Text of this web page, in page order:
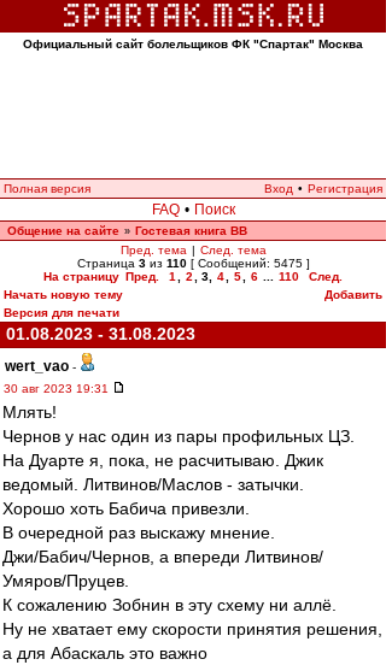
Официальный сайт болельщиков ФК "Спартак" Москва
Полная версия Вход • Регистрация
FAQ • Поиск
Общение на сайте » Гостевая книга ВВ
Пред. тема | След. тема
Страница 3из 110[ Сообщений: 5475 ]
На страницу Пред. 1 2 3 4 5 6 110
След.
Начать новую тему
Добавить
Версия для печати
01.08.2023 - 31.08.2023
wert_vao -
30 авг 2023 19:31
Млять!
Чернов у нас один из пары профильных ЦЗ.
На Дуарте я, пока, не расчитываю. Джик
ведомый. Литвинов/Маслов - затычки.
Хорошо хоть Бабича привезли.
В очередной раз выскажу мнение.
Джи/Бабич/Чернов, а впереди Литвинов/
Умяров/Пруцев.
К сожалению Зобнин в эту схему ни аллё.
Ну не хватает ему скорости принятия решения,
а для Абаскаль это важно